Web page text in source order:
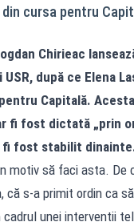
cursa pentru
Chirieac
după ce Elena
Capitală.
fi fost dictată „prin
fi fost stabilit
motiv să faci asta. De
că s-a primit ordin ca
unei intervenții